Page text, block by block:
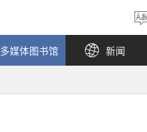
多媒体图书馆 新闻